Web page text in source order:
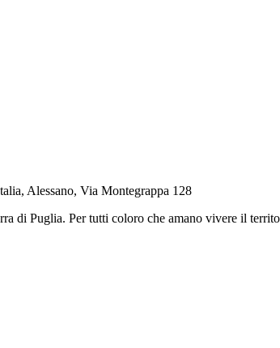
Alessano, Via Montegrappa 128
di Puglia. Per tutti coloro che amano vivere il